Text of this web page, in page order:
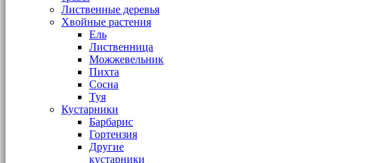
Лиственные деревья
Хвойные растения
Ель
Лиственница
Можжевельник
Пихта
Сосна
Туя
Кустарники
Барбарис
Гортензия
Другие
кустарники